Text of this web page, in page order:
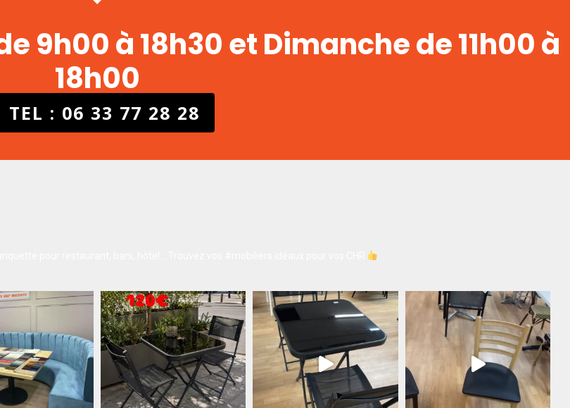
9h00 à 18h30 et Dimanche de 11h00 à
18h00
TEL : 06 33 77 28 28